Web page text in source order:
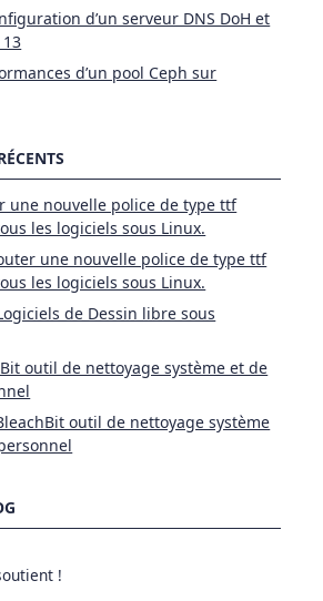
d’un serveur DNS DoH et
d’un pool Ceph sur
une nouvelle police de type ttf
les logiciels sous Linux.
une nouvelle police de type ttf
les logiciels sous Linux.
de Dessin libre sous
outil de nettoyage système et de
outil de nettoyage système
!